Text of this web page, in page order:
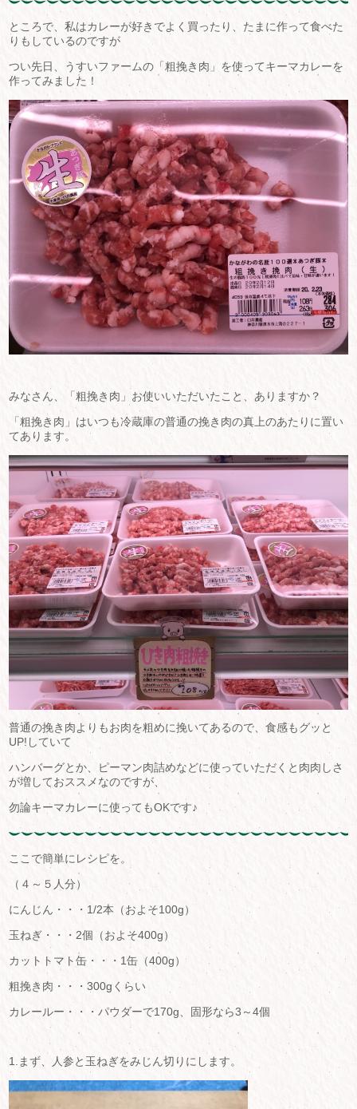
ところで、私はカレーが好きでよく買ったり、たまに作って食べた
りもしているのですが
つい先日、うすいファームの「粗挽き肉」を使ってキーマカレーを
作ってみました！
みなさん、「粗挽き肉」お使いいただいたこと、ありますか？
「粗挽き肉」はいつも冷蔵庫の普通の挽き肉の真上のあたりに置い
てあります。
普通の挽き肉よりもお肉を粗めに挽いてあるので、食感もグッと
UP!していて
ハンバーグとか、ピーマン肉詰めなどに使っていただくと肉肉しさ
が増しておススメなのですが、
勿論キーマカレーに使ってもOKです♪
ここで簡単にレシピを。
（４～５人分）
にんじん・・・1/2本（およそ100g）
玉ねぎ・・・2個（およそ400g）
カットトマト缶・・・1缶（400g）
粗挽き肉・・・300gくらい
カレールー・・・パウダーで170g、固形なら3～4個
1.まず、人参と玉ねぎをみじん切りにします。